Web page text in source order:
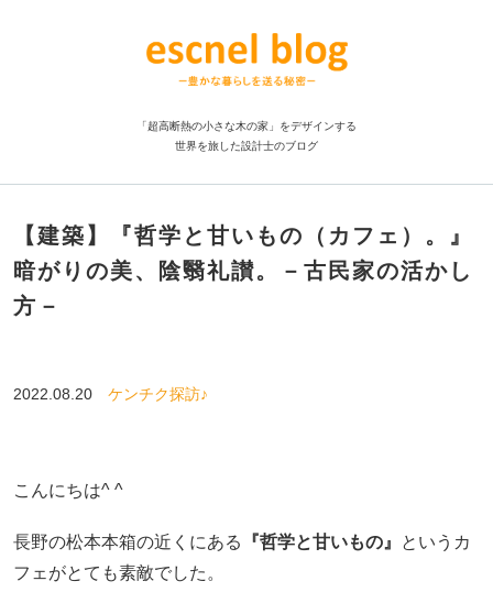
「超高断熱の小さな木の家」をデザインする
世界を旅した設計士のブログ
【建築】『哲学と甘いもの（カフェ）。』
暗がりの美、陰翳礼讃。－古民家の活かし
方－
2022.08.20 ケンチク探訪♪
こんにちは^ ^
長野の松本本箱の近くにある 『哲学と甘いもの』
というカ
フェがとても素敵でした。